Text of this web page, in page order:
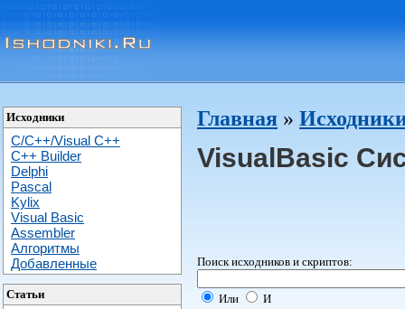
Исходники
C/C++/Visual C++
С++ Builder
Delphi
Pascal
Kylix
Visual Basic
Assembler
Алгоритмы
Добавленные
Статьи
Главная »
VisualBasic
Поиск исходников и скриптов:
Или И